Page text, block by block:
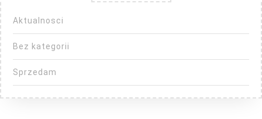
Aktualnosci
Bez kategorii
Sprzedam